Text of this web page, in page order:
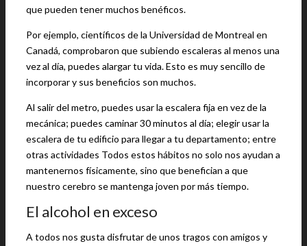
que pueden tener muchos benéficos.
Por ejemplo, científicos de la Universidad de Montreal en
Canadá, comprobaron que subiendo escaleras al menos una
vez al día, puedes alargar tu vida. Esto es muy sencillo de
incorporar y sus beneficios son muchos.
Al salir del metro, puedes usar la escalera fija en vez de la
mecánica; puedes caminar 30 minutos al día; elegir usar la
escalera de tu edificio para llegar a tu departamento; entre
otras actividades Todos estos hábitos no solo nos ayudan a
mantenernos físicamente, sino que benefician a que
nuestro cerebro se mantenga joven por más tiempo.
El alcohol en exceso
A todos nos gusta disfrutar de unos tragos con amigos y